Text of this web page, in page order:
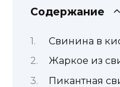
Содержание
Свинина в
Жаркое из
Пикантная